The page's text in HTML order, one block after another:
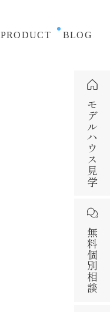
PRODUCT BLOG
モデルハウス見学
無料個別相談